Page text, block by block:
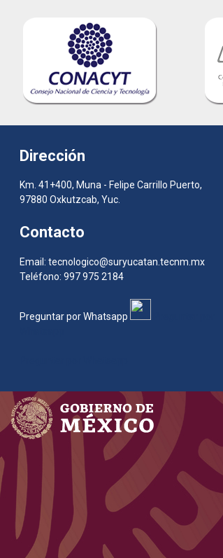
Dirección
Km. 41+400, Muna - Felipe Carrillo Puerto,
97880 Oxkutzcab, Yuc.
Contacto
Email: tecnologico@suryucatan.tecnm.mx
Teléfono: 997 975 2184
Preguntar por Whatsapp